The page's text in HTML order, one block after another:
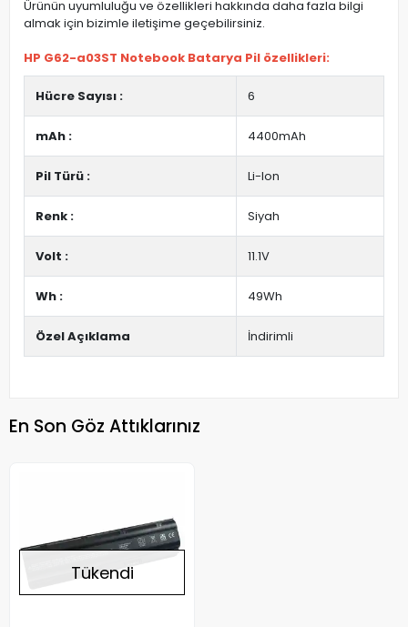
Ürünün uyumluluğu ve özellikleri hakkında daha fazla bilgi
almak için bizimle iletişime geçebilirsiniz.
HP G62-a03ST Notebook Batarya Pil özellikleri:
Hücre Sayısı : 6
mAh : 4400mAh
Pil Türü : Li-Ion
Renk : Siyah
Volt : 11.1V
Wh : 49Wh
Özel Açıklama İndirimli
En Son Göz Attıklarınız
Tükendi